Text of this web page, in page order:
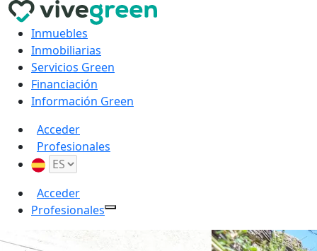
Inmuebles
Inmobiliarias
Servicios Green
Financiación
Información Green
Acceder
Profesionales
Acceder
Profesionales